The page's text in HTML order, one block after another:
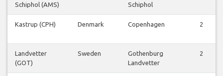
Schiphol (AMS)
Schiphol
Kastrup (CPH) Denmark Copenhagen 2
Landvetter
(GOT)
Sweden
Gothenburg
Landvetter
2